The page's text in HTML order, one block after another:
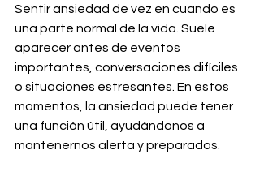
Sentir ansiedad de vez en cuando es
una parte normal de la vida. Suele
aparecer antes de eventos
importantes, conversaciones difíciles
o situaciones estresantes. En estos
momentos, la ansiedad puede tener
una función útil, ayudándonos a
mantenernos alerta y preparados.